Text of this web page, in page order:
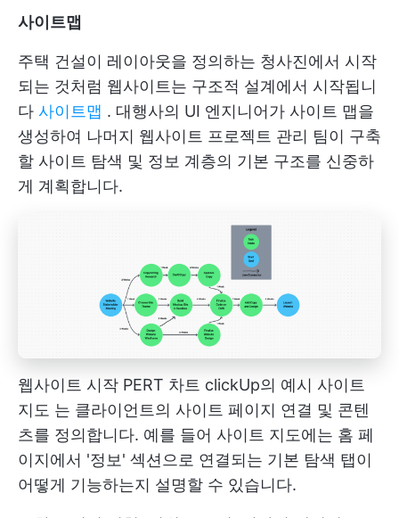
사이트맵
주택 건설이 레이아웃을 정의하는 청사진에서 시작
되는 것처럼 웹사이트는 구조적 설계에서 시작됩니
다 사이트맵 . 대행사의 UI 엔지니어가 사이트 맵을
생성하여 나머지 웹사이트 프로젝트 관리 팀이 구축
할 사이트 탐색 및 정보 계층의 기본 구조를 신중하
게 계획합니다.
웹사이트 시작 PERT 차트 clickUp의 예시 사이트
지도 는 클라이언트의 사이트 페이지 연결 및 콘텐
츠를 정의합니다. 예를 들어 사이트 지도에는 홈 페
이지에서 '정보' 섹션으로 연결되는 기본 탐색 탭이
어떻게 기능하는지 설명할 수 있습니다.